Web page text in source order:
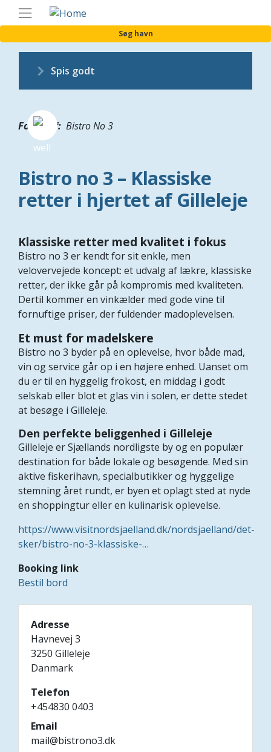
Søg havn
Spis godt
Fotograf Bistro No 3
Bistro no 3 – Klassiske
retter i hjertet af Gilleleje
Klassiske retter med kvalitet i fokus
Bistro no 3 er kendt for sit enkle, men
velovervejede koncept: et udvalg af lækre, klassiske
retter, der ikke går på kompromis med kvaliteten.
Dertil kommer en vinkælder med gode vine til
fornuftige priser, der fuldender madoplevelsen.
Et must for madelskere
Bistro no 3 byder på en oplevelse, hvor både mad,
vin og service går op i en højere enhed. Uanset om
du er til en hyggelig frokost, en middag i godt
selskab eller blot et glas vin i solen, er dette stedet
at besøge i Gilleleje.
Den perfekte beliggenhed i Gilleleje
Gilleleje er Sjællands nordligste by og en populær
destination for både lokale og besøgende. Med sin
aktive fiskerihavn, specialbutikker og hyggelige
stemning året rundt, er byen et oplagt sted at nyde
en shoppingtur eller en kulinarisk oplevelse.
https://www.visitnordsjaelland.dk/nordsjaelland/det-
sker/bistro-no-3-klassiske-…
Booking link
Bestil bord
Adresse
Havnevej 3
3250 Gilleleje
Danmark
Telefon
+454830 0403
Email
mail@bistrono3.dk